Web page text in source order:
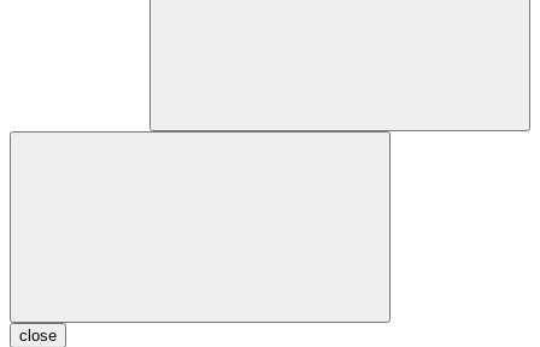
close